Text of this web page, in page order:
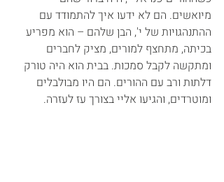
מיואשים. הם לא ידעו איך להתמודד עם
ההתנהגויות של י', הבן שלהם – הוא מפריע
בכיתה, מתחצף למורים, מציק לחברים
ומתקשה לקבל סמכות. בבית הוא היה טורק
דלתות ורב עם ההורים. הם היו מבולבלים
ומוטרדים, והגיעו אליי בצורך עז לעזרה.